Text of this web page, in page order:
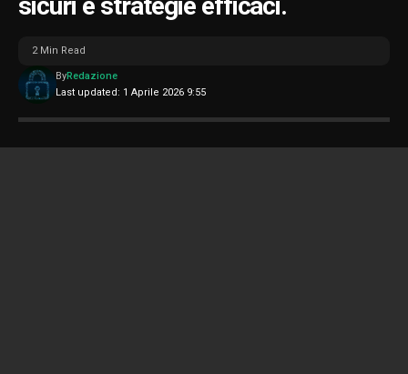
Last updated: 1 Aprile 2026 9:55
ByRedazione
2 Min Read